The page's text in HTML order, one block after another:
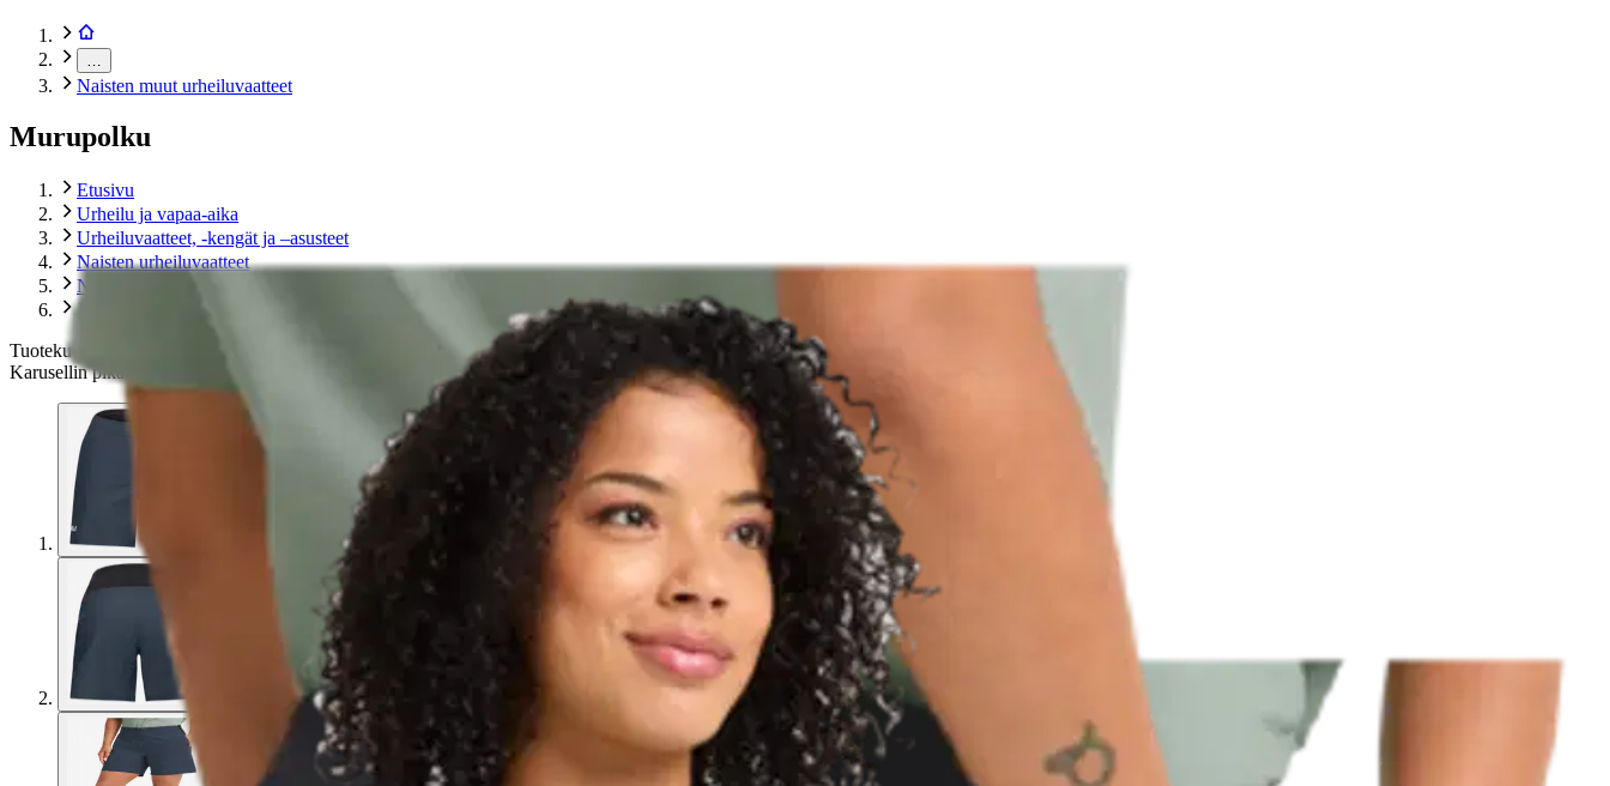
Naisten muut urheiluvaatteet
Murupolku
Etusivu
Urheilu ja vapaa-aika
Urheiluvaatteet, -kengät ja –asusteet
Naisten urheiluvaatteet
Naisten muut urheiluvaatteet
Jack Wolfskin naisten shortsit Prelight Pulse
Tuotekuvat- ja videot
Ohita tuotekuvat
Karusellin pikakuvakkeet